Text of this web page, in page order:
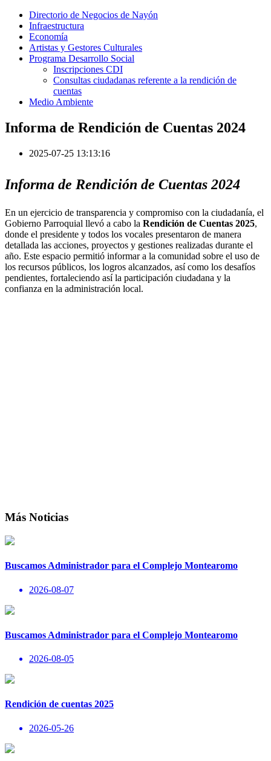
Directorio de Negocios de Nayón
Infraestructura
Economía
Artistas y Gestores Culturales
Programa Desarrollo Social
Inscripciones CDI
Consultas ciudadanas referente a la rendición de
cuentas
Medio Ambiente
Informa de Rendición de Cuentas 2024
2025-07-25 13:13:16
Informa de Rendición de Cuentas 2024
En un ejercicio de transparencia y compromiso con la ciudadanía, el
Gobierno Parroquial llevó a cabo la Rendición de Cuentas 2025,
donde el presidente y todos los vocales presentaron de manera
detallada las acciones, proyectos y gestiones realizadas durante el
año. Este espacio permitió informar a la comunidad sobre el uso de
los recursos públicos, los logros alcanzados, así como los desafíos
pendientes, fortaleciendo así la participación ciudadana y la
confianza en la administración local.
Más Noticias
Buscamos Administrador para el Complejo Montearomo
2026-08-07
Buscamos Administrador para el Complejo Montearomo
2026-08-05
Rendición de cuentas 2025
2026-05-26